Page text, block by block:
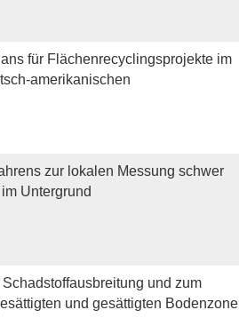
für Flächenrecyclingsprojekte im
amerikanischen
zur lokalen Messung schwer
Untergrund
und zum
und gesättigten Bodenzone